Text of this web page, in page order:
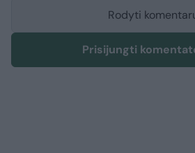
Rodyti
Prisijungti